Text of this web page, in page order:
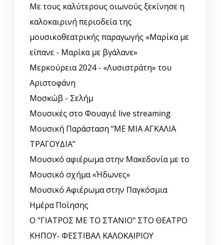
Με τους καλύτερους οιωνούς ξεκίνησε η
καλοκαιρινή περιοδεία της
μουσικοθεατρικής παραγωγής «Μαρίκα με
είπανε - Μαρίκα με βγάλανε»
Μερκούρεια 2024 - «Λυσιστράτη» του
Αριστοφάνη
Μοσκώβ - Σελήμ
Μουσικές στο Φουαγιέ live streaming
Μουσική Παράσταση “ΜΕ ΜΙΑ ΑΓΚΑΛΙΑ
ΤΡΑΓΟΥΔΙΑ”
Μουσικό αφιέρωμα στην Μακεδονία με το
Μουσικό σχήμα «Ήδωνες»
Μουσικό Αφιέρωμα στην Παγκόσμια
Ημέρα Ποίησης
Ο "ΓΙΑΤΡΟΣ ΜΕ ΤΟ ΣΤΑΝΙΟ" ΣΤΟ ΘΕΑΤΡΟ
ΚΗΠΟΥ- ΦΕΣΤΙΒΑΛ ΚΑΛΟΚΑΙΡΙΟΥ